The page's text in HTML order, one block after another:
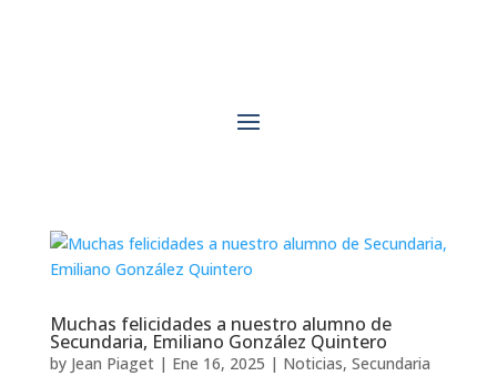
Muchas felicidades a nuestro alumno de
Secundaria, Emiliano González Quintero
by Jean Piaget| Ene 16, 2025 | Noticias, Secundaria